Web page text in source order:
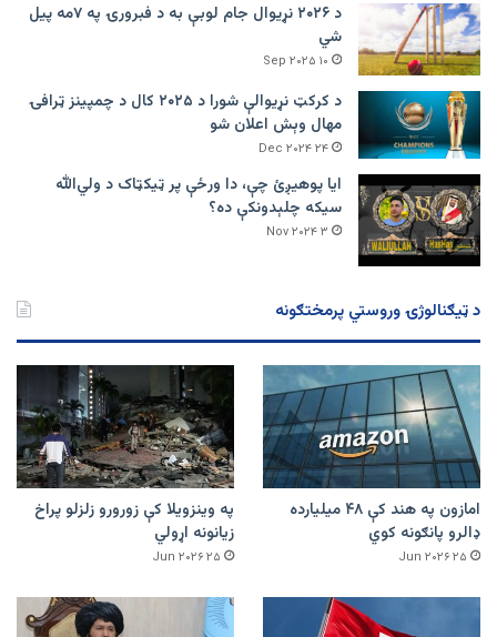
د ۲۰۲۶ نړیوال جام لوبې به د فبرورۍ په ۷مه پیل
شي
۱۰ Sep ۲۰۲۵
د کرکټ نړیوالې شورا د ۲۰۲۵ کال د چمپینز ټرافۍ
مهال وېش اعلان شو
۲۴ Dec ۲۰۲۴
ایا پوهیږئ چې، دا ورځې پر ټيکټاک د ولي‌الله
سیکه چلېدونکې ده؟
۳ Nov ۲۰۲۴
د ټیګنالوژۍ وروستي پرمختګونه
امازون په هند کې ۴۸ میلیارده
ډالرو پانګونه کوي
۲۵ Jun ۲۰۲۶
په وینزویلا کې زورورو زلزلو پراخ
زیانونه اړولي
۲۵ Jun ۲۰۲۶